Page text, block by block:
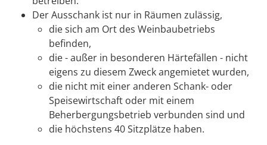
Der Ausschank ist nur in Räumen zulässig,
die sich am Ort des Weinbaubetriebs
befinden,
die - außer in besonderen Härtefällen - nicht
eigens zu diesem Zweck angemietet wurden,
die nicht mit einer anderen Schank- oder
Speisewirtschaft oder mit einem
Beherbergungsbetrieb verbunden sind und
die höchstens 40 Sitzplätze haben.